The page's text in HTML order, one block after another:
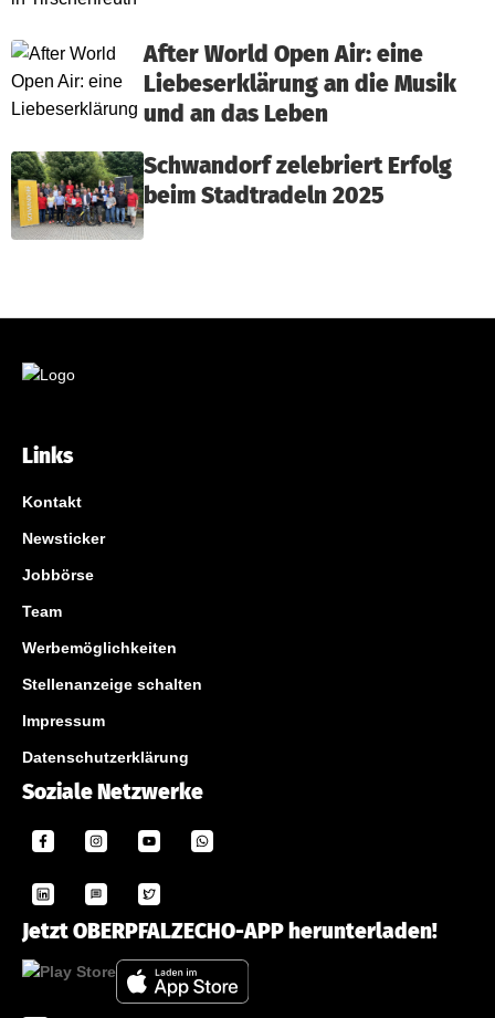
After World Open Air: eine
Liebeserklärung an die Musik
und an das Leben
Schwandorf zelebriert Erfolg
beim Stadtradeln 2025
Links
Kontakt
Newsticker
Jobbörse
Team
Werbemöglichkeiten
Stellenanzeige schalten
Impressum
Datenschutzerklärung
Soziale Netzwerke
Jetzt OBERPFALZECHO-APP herunterladen!